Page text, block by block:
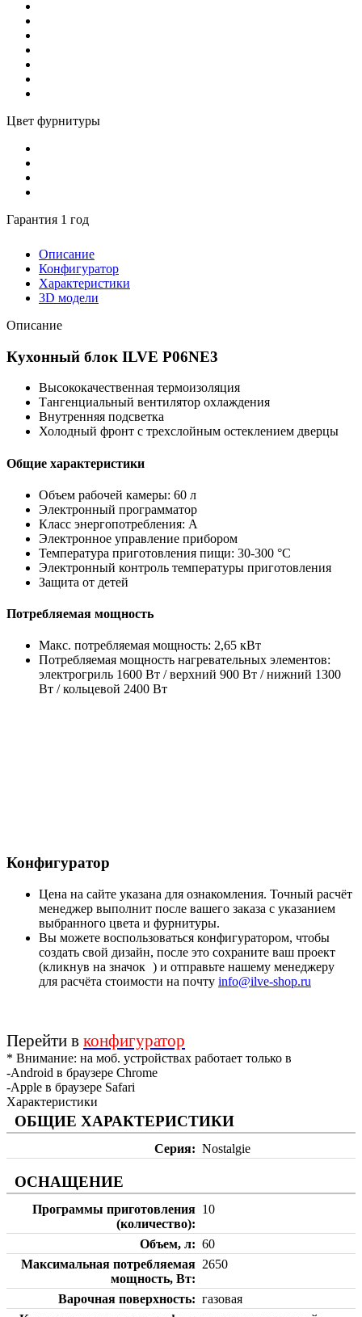
Цвет фурнитуры
Гарантия 1 год
Описание
Конфигуратор
Характеристики
3D модели
Описание
Кухонный блок ILVE P06NE3
Высококачественная термоизоляция
Тангенциальный вентилятор охлаждения
Внутренняя подсветка
Холодный фронт с трехслойным остеклением дверцы
Общие характеристики
Объем рабочей камеры: 60 л
Электронный программатор
Класс энергопотребления: A
Электронное управление прибором
Температура приготовления пищи: 30-300 °C
Электронный контроль температуры приготовления
Защита от детей
Потребляемая мощность
Макс. потребляемая мощность: 2,65 кВт
Потребляемая мощность нагревательных элементов:
электрогриль 1600 Вт / верхний 900 Вт / нижний 1300
Вт / кольцевой 2400 Вт
Конфигуратор
Цена на сайте указана для ознакомления. Точный расчёт
менеджер выполнит после вашего заказа с указанием
выбранного цвета и фурнитуры.
Вы можете воспользоваться конфигуратором, чтобы
создать свой дизайн, после это сохраните ваш проект
(кликнув на значок ) и отправьте нашему менеджеру
для расчёта стоимости на почту info@ilve-shop.ru
Перейти в конфигуратор
* Внимание: на моб. устройствах работает только в
-Android в браузере Chrome
-Apple в браузере Safari
Характеристики
ОБЩИЕ ХАРАКТЕРИСТИКИ
Серия Nostalgie
ОСНАЩЕНИЕ
Программы приготовления
(количество)
10
Объем, л
60
Максимальная потребляемая
мощность, Вт
2650
Варочная поверхность
газовая